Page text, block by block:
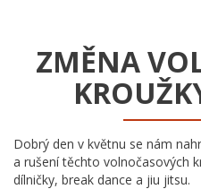
ZMĚNA
Dobrý den v květnu se nám
a rušení těchto volnočasových
dílničky, break dance a jiu jitsu.